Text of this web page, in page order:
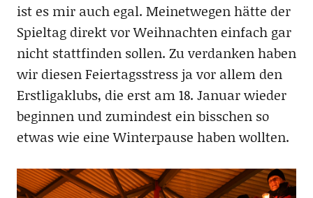
ist es mir auch egal. Meinetwegen hätte der
Spieltag direkt vor Weihnachten einfach gar
nicht stattfinden sollen. Zu verdanken haben
wir diesen Feiertagsstress ja vor allem den
Erstligaklubs, die erst am 18. Januar wieder
beginnen und zumindest ein bisschen so
etwas wie eine Winterpause haben wollten.